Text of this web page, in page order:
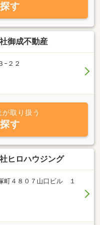
す
御成不動産
−２２
取り扱う
す
ヒロハウジング
町４８０７山口ビル １